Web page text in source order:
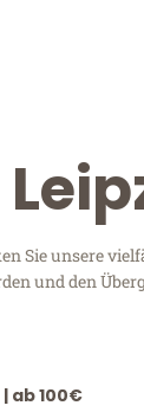
Sie unsere
und den
| ab 100€